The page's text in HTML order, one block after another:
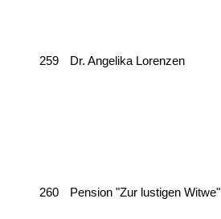
259 Dr. Angelika Lorenzen
260 Pension "Zur lustigen Witwe"